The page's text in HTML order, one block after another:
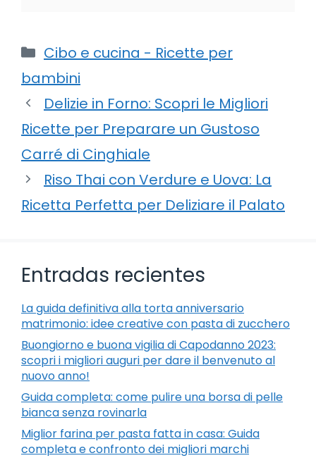
Categorie
Cibo e cucina - Ricette per
bambini
Delizie in Forno: Scopri le Migliori
Ricette per Preparare un Gustoso
Carré di Cinghiale
Riso Thai con Verdure e Uova: La
Ricetta Perfetta per Deliziare il Palato
Entradas recientes
La guida definitiva alla torta anniversario
matrimonio: idee creative con pasta di zucchero
Buongiorno e buona vigilia di Capodanno 2023:
scopri i migliori auguri per dare il benvenuto al
nuovo anno!
Guida completa: come pulire una borsa di pelle
bianca senza rovinarla
Miglior farina per pasta fatta in casa: Guida
completa e confronto dei migliori marchi